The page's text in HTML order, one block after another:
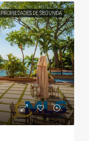
PROPIEDADES DE SEGUNDA